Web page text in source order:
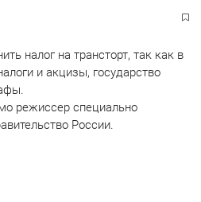
налог на трансторт, так как в
и акцизы, государство
режиссер специально
России.